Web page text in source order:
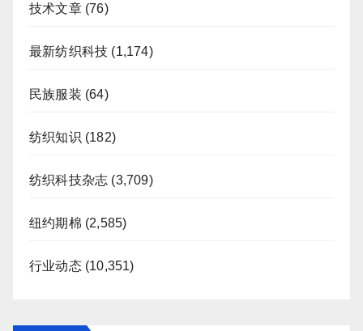
技术文章(76)
最新纺织科技 (1,174)
民族服装 (64)
纺织知识 (182)
纺织科技杂志 (3,709)
纽约期棉 (2,585)
行业动态(10,351)